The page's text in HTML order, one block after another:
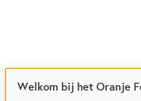
Welkom bij het Oranje